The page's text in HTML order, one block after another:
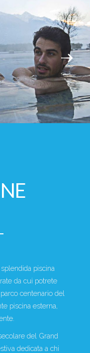
piscina
da cui potrete
centenario del
piscina esterna,
del Grand
dedicata a chi